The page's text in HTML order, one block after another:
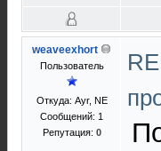
weaveexhort
Пользователь
Откуда: Ayr, NE
Сообщений: 1
Репутация: 0